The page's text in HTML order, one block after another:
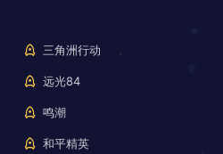
三角洲行动
远光84
鸣潮
和平精英